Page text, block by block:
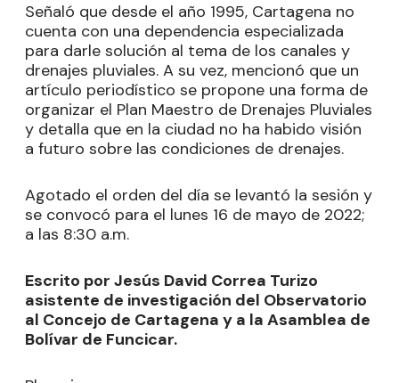
Señaló que desde el año 1995, Cartagena no
cuenta con una dependencia especializada
para darle solución al tema de los canales y
drenajes pluviales. A su vez, mencionó que un
artículo periodístico se propone una forma de
organizar el Plan Maestro de Drenajes Pluviales
y detalla que en la ciudad no ha habido visión
a futuro sobre las condiciones de drenajes.
Agotado el orden del día se levantó la sesión y
se convocó para el lunes 16 de mayo de 2022;
a las 8:30 a.m.
Escrito por Jesús David Correa Turizo
asistente de investigación del Observatorio
al Concejo de Cartagena y a la Asamblea de
Bolívar de Funcicar.